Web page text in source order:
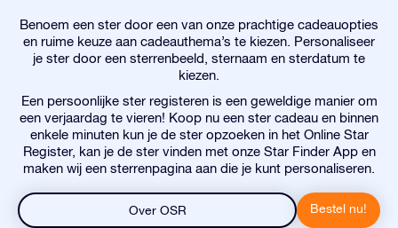
Benoem een ster door een van onze prachtige cadeauopties
en ruime keuze aan cadeauthema’s te kiezen. Personaliseer
je ster door een sterrenbeeld, sternaam en sterdatum te
kiezen.
Een persoonlijke ster registeren is een geweldige manier om
een verjaardag te vieren! Koop nu een ster cadeau en binnen
enkele minuten kun je de ster opzoeken in het Online Star
Register, kan je de ster vinden met onze Star Finder App en
maken wij een sterrenpagina aan die je kunt personaliseren.
Over OSR Bestel nu!